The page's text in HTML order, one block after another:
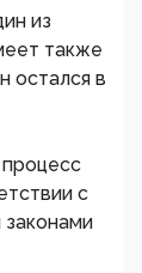
из
также
остался в
с